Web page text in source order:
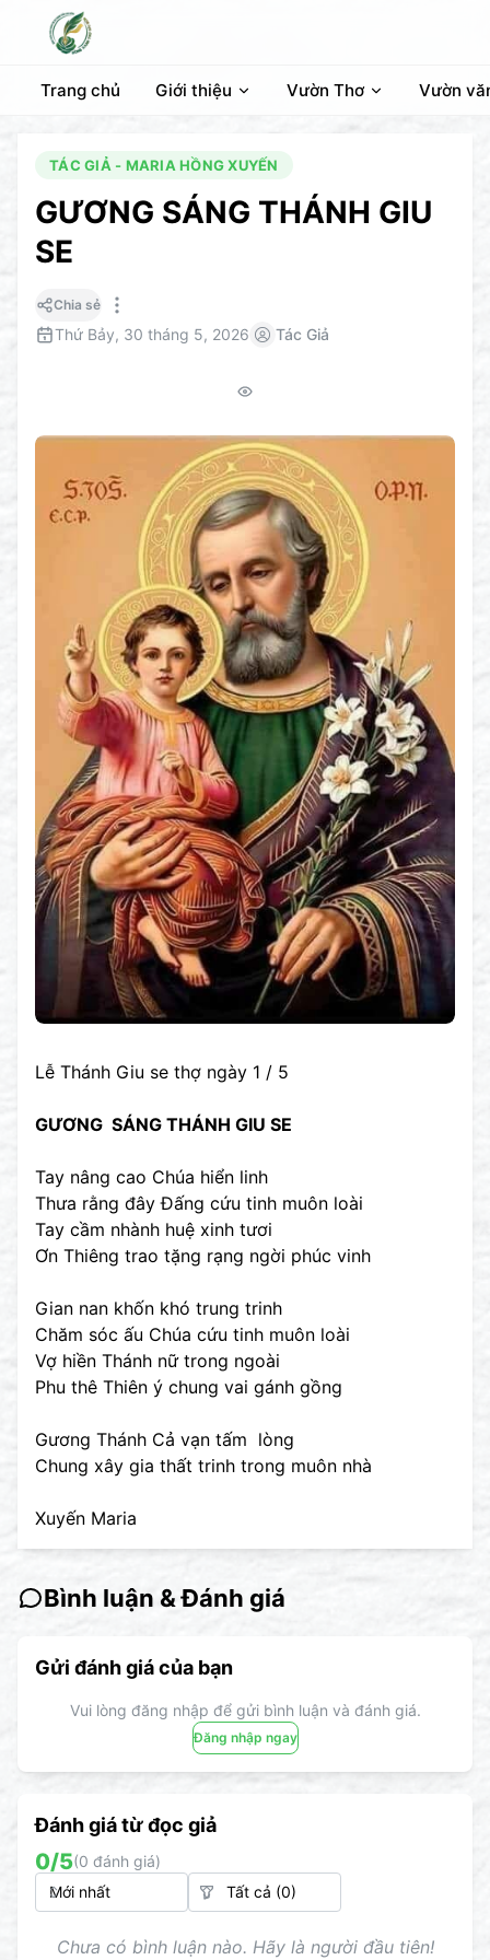
Trang chủ Giới thiệu Vườn Thơ Vườn
TÁC GIẢ - MARIA HỒNG XUYẾN
GƯƠNG SÁNG THÁNH GIU
SE
Chia sẻ
Thứ Bảy, 30 tháng 5, 2026 Tác Giả
Lễ Thánh Giu se thợ ngày 1 / 5
GƯƠNG SÁNG THÁNH GIU SE
Tay nâng cao Chúa hiển linh
Thưa rằng đây Đấng cứu tinh muôn loài
Tay cầm nhành huệ xinh tươi
Ơn Thiêng trao tặng rạng ngời phúc vinh
Gian nan khốn khó trung trinh
Chăm sóc ấu Chúa cứu tinh muôn loài
Vợ hiền Thánh nữ trong ngoài
Phu thê Thiên ý chung vai gánh gồng
Gương Thánh Cả vạn tấm lòng
Chung xây gia thất trinh trong muôn nhà
Xuyến Maria
Bình luận & Đánh giá
Gửi đánh giá của bạn
Vui lòng đăng nhập để gửi bình luận và đánh giá.
Đăng nhập ngay
Đánh giá từ đọc giả
0/5(0 đánh giá)
Chưa có bình luận nào. Hãy là người đầu tiên!